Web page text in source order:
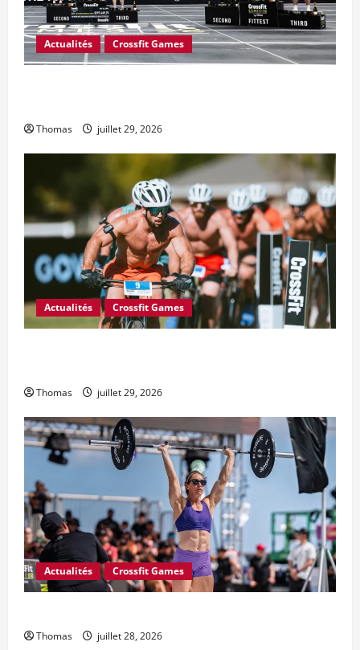
Actualités Crossfit Games
Thomas juillet 29, 2026
Actualités Crossfit Games
Thomas juillet 29, 2026
Actualités Crossfit Games
Thomas juillet 28, 2026